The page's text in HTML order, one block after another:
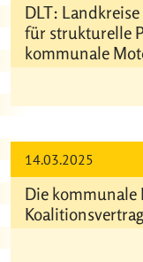
DLT:
für strukturelle
kommunale
14.03.2025
Die kommunale
Koalitionsvertrag